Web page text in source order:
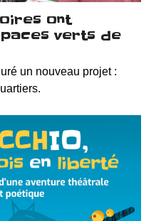
ont
verts de
un nouveau projet :